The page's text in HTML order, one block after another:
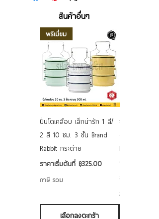
สินค้าอื่นๆ
พรีเมี่ยม
ปิ่นโตเคลือบ เล็กน่ารัก 1 สี/
2 สี 10 ซม. 3 ชั้น Brand
Rabbit กระต่าย
ราคาเริ่มต้นที่ ฿325.00
ราคาขายลด
ภาษี รวม
เลือกลงตะกร้า
ชามเคลือบ
ภาษี รวม